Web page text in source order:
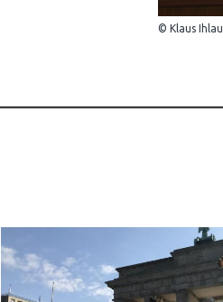
© Klaus Ihlau